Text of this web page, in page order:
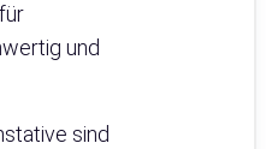
und
sind